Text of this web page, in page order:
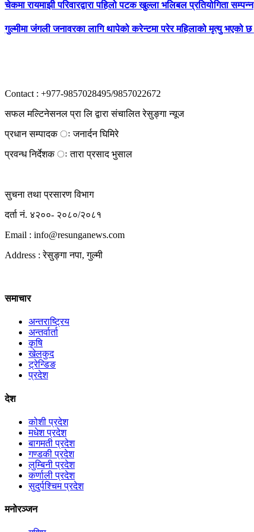
चेकमा रायमाझी परिवारद्वारा पहिलो पटक खुल्ला भलिबल प्रतियोगिता सम्पन्न
गुल्मीमा जंगली जनावरका लागि थापेको करेन्टमा परेर महिलाको मृत्यु भएको छ
Contact : +977-9857028495/9857022672
सफल मल्टिनेसनल प्रा लि द्वारा संचालित रेसुङ्गा न्यूज
प्रधान सम्पादक ः जनार्दन घिमिरे
प्रवन्ध निर्देशक ः तारा प्रसाद भुसाल
सुचना तथा प्रसारण विभाग
दर्ता नं. ४२००- २०८०/२०८१
Email : info@resunganews.com
Address : रेसुङ्गा नपा, गुल्मी
समाचार
अन्तराष्ट्रिय
अन्तर्वार्ता
कृषि
खेलकुद
ट्रेन्डिङ
प्रदेश
देश
कोशी प्रदेश
मधेश प्रदेश
बागमती प्रदेश
गण्डकी प्रदेश
लुम्बिनी प्रदेश
कर्णाली प्रदेश
सुदुर्पश्चिम प्रदेश
मनोरञ्जन